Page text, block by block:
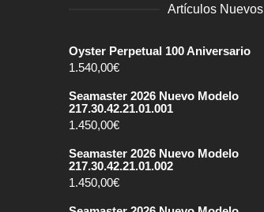
Artículos Nuevos
Oyster Perpetual 100 Aniversario
1.540,00€
Seamaster 2026 Nuevo Modelo
217.30.42.21.01.001
1.450,00€
Seamaster 2026 Nuevo Modelo
217.30.42.21.01.002
1.450,00€